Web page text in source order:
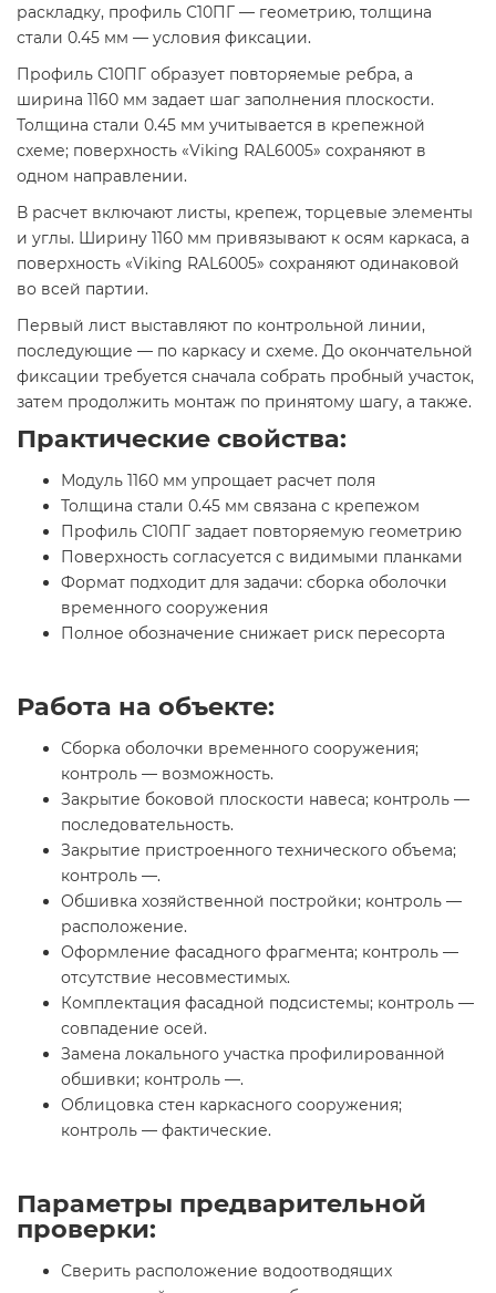
раскладку, профиль С10ПГ — геометрию, толщина
стали 0.45 мм — условия фиксации.
Профиль С10ПГ образует повторяемые ребра, а
ширина 1160 мм задает шаг заполнения плоскости.
Толщина стали 0.45 мм учитывается в крепежной
схеме; поверхность «Viking RAL6005» сохраняют в
одном направлении.
В расчет включают листы, крепеж, торцевые элементы
и углы. Ширину 1160 мм привязывают к осям каркаса, а
поверхность «Viking RAL6005» сохраняют одинаковой
во всей партии.
Первый лист выставляют по контрольной линии,
последующие — по каркасу и схеме. До окончательной
фиксации требуется сначала собрать пробный участок,
затем продолжить монтаж по принятому шагу, а также.
Практические свойства:
Модуль 1160 мм упрощает расчет поля
Толщина стали 0.45 мм связана с крепежом
Профиль С10ПГ задает повторяемую геометрию
Поверхность согласуется с видимыми планками
Формат подходит для задачи: сборка оболочки
временного сооружения
Полное обозначение снижает риск пересорта
Работа на объекте:
Сборка оболочки временного сооружения;
контроль — возможность.
Закрытие боковой плоскости навеса; контроль —
последовательность.
Закрытие пристроенного технического объема;
контроль —.
Обшивка хозяйственной постройки; контроль —
расположение.
Оформление фасадного фрагмента; контроль —
отсутствие несовместимых.
Комплектация фасадной подсистемы; контроль —
совпадение осей.
Замена локального участка профилированной
обшивки; контроль —.
Облицовка стен каркасного сооружения;
контроль — фактические.
Параметры предварительной
проверки:
Сверить расположение водоотводящих